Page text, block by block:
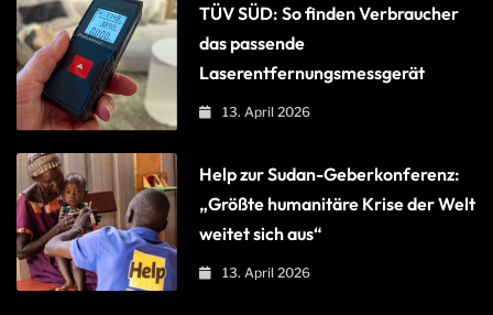
TÜV SÜD: So finden Verbraucher
das passende
Laserentfernungsmessgerät
13. April 2026
Help zur Sudan-Geberkonferenz:
„Größte humanitäre Krise der Welt
weitet sich aus“
13. April 2026